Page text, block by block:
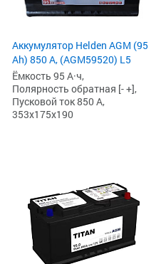
Аккумулятор Helden AGM (95
Ah) 850 А, (AGM59520) L5
Ёмкость 95 А·ч,
Полярность обратная [- +],
Пусковой ток 850 А,
353x175x190